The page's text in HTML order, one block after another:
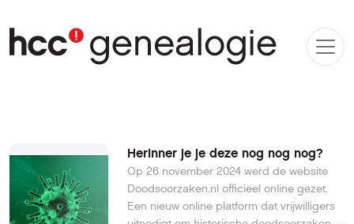
Herinner je je deze nog nog nog?
Op 26 november 2024 werd de website
Doodsoorzaken.nl officieel online gezet.
Een nieuw online platform dat vrijwilligers